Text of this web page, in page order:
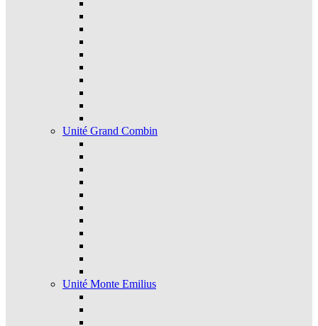
Unité Grand Combin
Unité Monte Emilius